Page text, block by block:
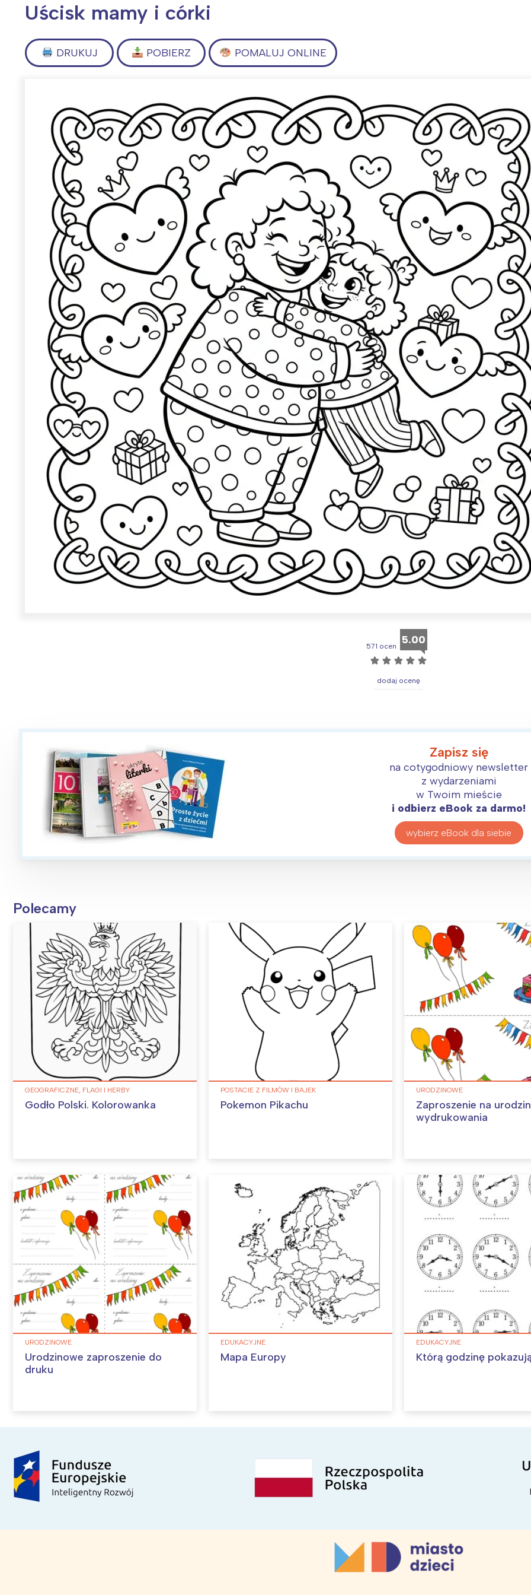
Uścisk mamy i córki
DRUKUJ POBIERZ POMALUJ ONLINE
571 ocen 5.00
☆ ☆ ☆ ☆ ☆
dodaj ocenę
Zapisz się
na cotygodniowy newsletter
z wydarzeniami
w Twoim mieście
i odbierz eBook za darmo!
wybierz eBook dla siebie
Polecamy
GEOGRAFICZNE, FLAGI I HERBY
Godło Polski. Kolorowanka
POSTACIE Z FILMÓW I BAJEK
Pokemon Pikachu
URODZINOWE
Zaproszenie na
wydrukowania
URODZINOWE
Urodzinowe zaproszenie do
druku
EDUKACYJNE
Mapa Europy
EDUKACYJNE
Którą godzinę
Śląsk
Południe